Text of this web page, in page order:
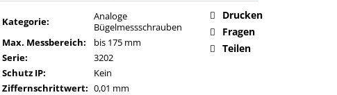
Kategorie:
Analoge
Bügelmessschrauben
Max. Messbereich:
bis 175 mm
Serie:
3202
Schutz IP:
Kein
Ziffernschrittwert: 0,01 mm
Drucken
Fragen
Teilen